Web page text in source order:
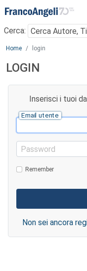
Menu
Cerca:
Main content
Home login
LOGIN
Inserisci i tuoi
Email utente
Password
Remember
Non sei ancora